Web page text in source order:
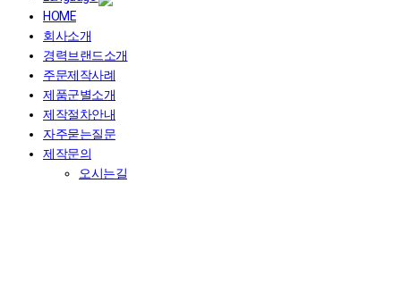
HOME
회사소개
경력브랜드소개
주문제작사례
제품군별소개
제작절차안내
자주묻는질문
제작문의
오시는길